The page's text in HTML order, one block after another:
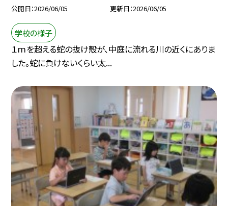
公開日 2026/06/05 更新日 2026/06/05
学校の様子
１ｍを超える蛇の抜け殻が、中庭に流れる川の近くにありま
した。蛇に負けないくらい太...